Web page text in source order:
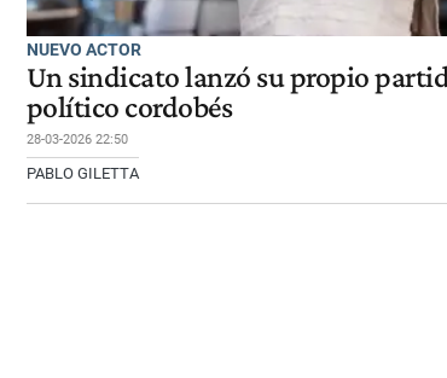
NUEVO ACTOR
Un sindicato lanzó su propio
político cordobés
28-03-2026 22:50
PABLO GILETTA